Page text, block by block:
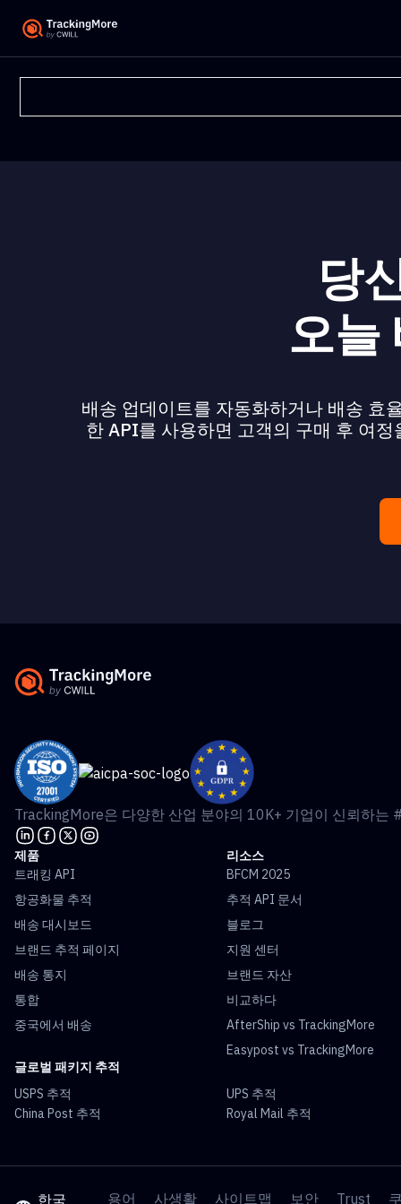
당
오늘
배송 업데이트를 자동화하거나 배송 효
한 API를 사용하면 고객의 구매 후 여
TrackingMore은 다양한 산업 분야의 10K+ 기업이 신뢰하는
제품
트래킹 API
항공화물 추적
배송 대시보드
브랜드 추적 페이지
배송 통지
통합
중국에서 배송
리소스
BFCM 2025
추적 API 문서
블로그
지원 센터
브랜드 자산
비교하다
AfterShip vs TrackingMore
Easypost vs TrackingMore
글로벌 패키지 추적
USPS 추적
UPS 추적
China Post 추적
Royal Mail 추적
한국
용어 사생활 사이트맵 보안 Trust